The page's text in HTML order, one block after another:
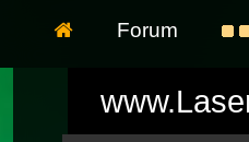
Forum